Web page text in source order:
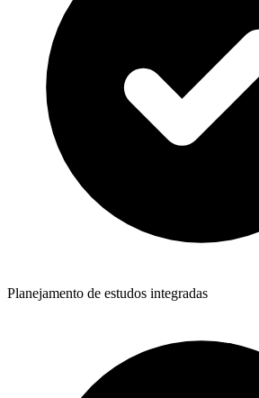
Planejamento de estudos integradas